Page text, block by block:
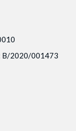
B/2020/001473